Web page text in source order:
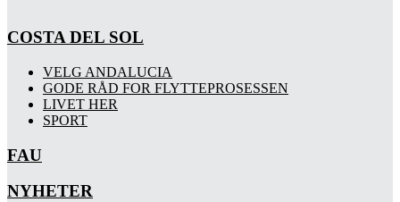
COSTA DEL SOL
VELG ANDALUCIA
GODE RÅD FOR FLYTTEPROSESSEN
LIVET HER
SPORT
FAU
NYHETER